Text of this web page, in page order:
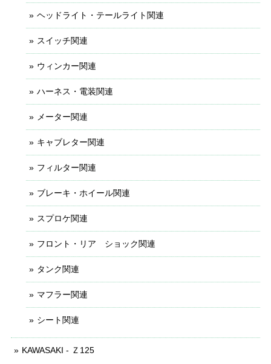
ヘッドライト・テールライト関連
スイッチ関連
ウィンカー関連
ハーネス・電装関連
メーター関連
キャブレター関連
フィルター関連
ブレーキ・ホイール関連
スプロケ関連
フロント・リア ショック関連
タンク関連
マフラー関連
シート関連
KAWASAKI - Ｚ125